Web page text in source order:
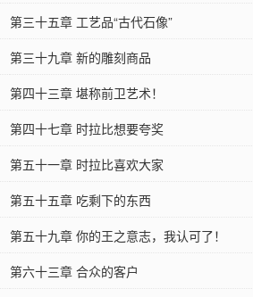
鞘”！』
第三十五章 工艺品“古代石像”
第三十九章 新的雕刻商品
第四十三章 堪称前卫艺术！
第四十七章 时拉比想要夸奖
第五十一章 时拉比喜欢大家
第五十五章 吃剩下的东西
第五十九章 你的王之意志，我认可了！
第六十三章 合众的客户